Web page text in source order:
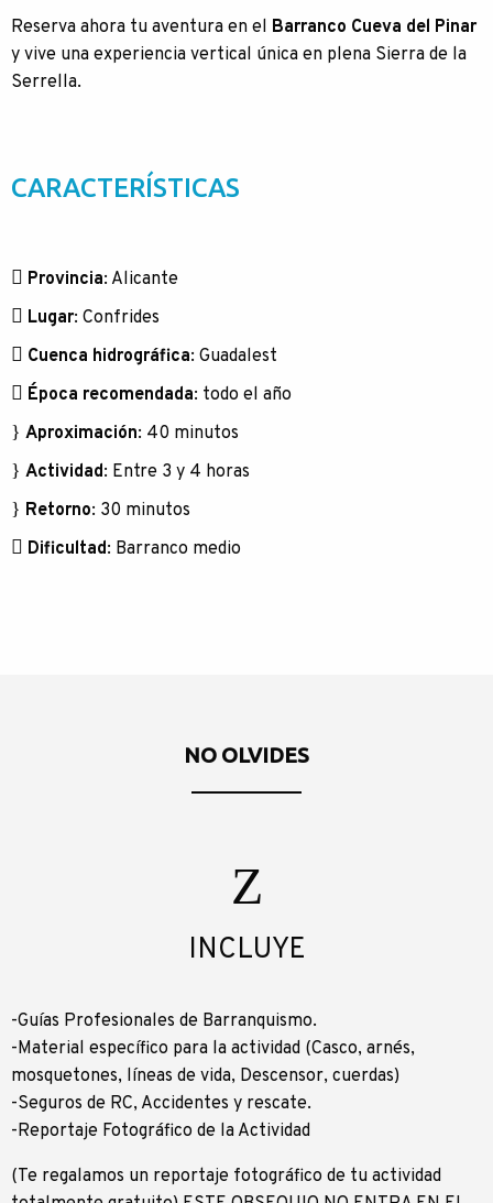
Reserva ahora tu aventura en el Barranco Cueva del Pinar
y vive una experiencia vertical única en plena Sierra de la
Serrella.
CARACTERÍSTICAS
Provincia: Alicante
Lugar: Confrides
Cuenca hidrográfica: Guadalest
Época recomendada: todo el año
Aproximación: 40 minutos
Actividad: Entre 3 y 4 horas
Retorno: 30 minutos
Dificultad: Barranco medio
NO OLVIDES
INCLUYE
-Guías Profesionales de Barranquismo.
-Material específico para la actividad (Casco, arnés,
mosquetones, líneas de vida, Descensor, cuerdas)
-Seguros de RC, Accidentes y rescate.
-Reportaje Fotográfico de la Actividad
(Te regalamos un reportaje fotográfico de tu actividad